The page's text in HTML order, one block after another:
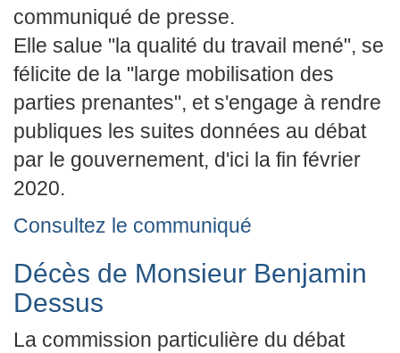
communiqué de presse.
Elle salue "la qualité du travail mené", se
félicite de la "large mobilisation des
parties prenantes", et s'engage à rendre
publiques les suites données au débat
par le gouvernement, d'ici la fin février
2020.
Consultez le communiqué
Décès de Monsieur Benjamin
Dessus
La commission particulière du débat